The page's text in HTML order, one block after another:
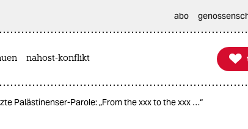
abo
nahost-konflikt 
taz
Palästinenser-Parole: „From the xxx to the xxx …“